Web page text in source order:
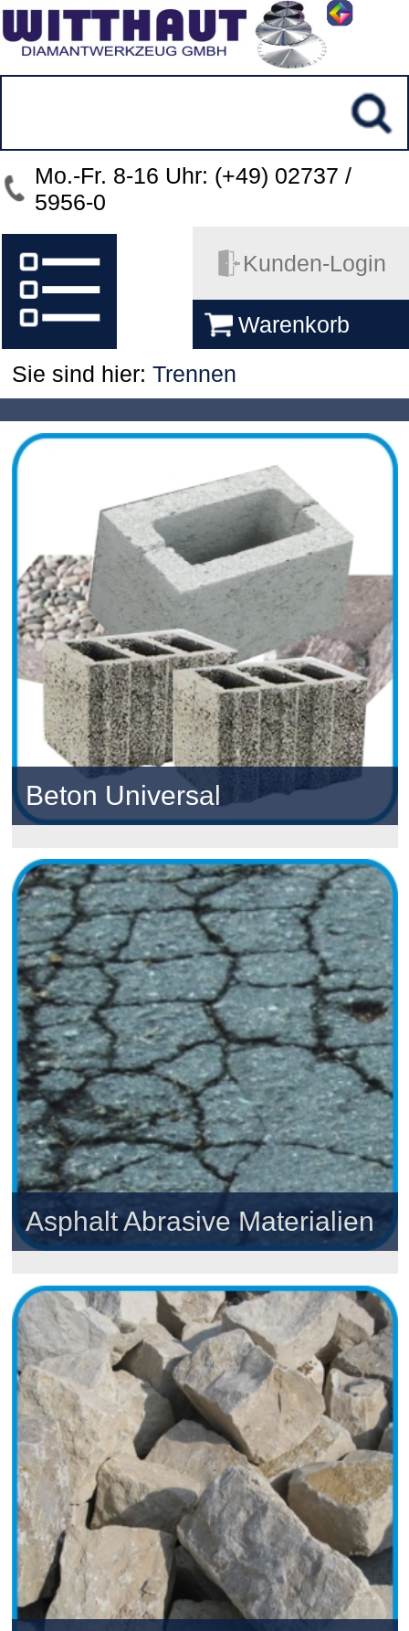
Mo.-Fr. 8-16 Uhr: (+49) 02737 /
5956-0
Kunden-Login
Warenkorb
Sie sind hier: Trennen
Beton Universal
Asphalt Abrasive Materialien